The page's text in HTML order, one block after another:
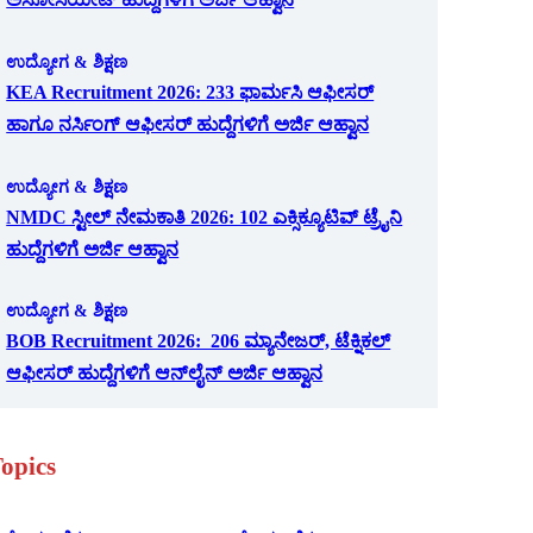
ಉದ್ಯೋಗ & ಶಿಕ್ಷಣ
KEA Recruitment 2026: 233 ಫಾರ್ಮಸಿ ಆಫೀಸರ್
ಹಾಗೂ ನರ್ಸಿಂಗ್ ಆಫೀಸರ್ ಹುದ್ದೆಗಳಿಗೆ ಅರ್ಜಿ ಆಹ್ವಾನ
ಉದ್ಯೋಗ & ಶಿಕ್ಷಣ
NMDC ಸ್ಟೀಲ್ ನೇಮಕಾತಿ 2026: 102 ಎಕ್ಸಿಕ್ಯೂಟಿವ್ ಟ್ರೈನಿ
ಹುದ್ದೆಗಳಿಗೆ ಅರ್ಜಿ ಆಹ್ವಾನ
ಉದ್ಯೋಗ & ಶಿಕ್ಷಣ
BOB Recruitment 2026: 206 ಮ್ಯಾನೇಜರ್, ಟೆಕ್ನಿಕಲ್
ಆಫೀಸರ್ ಹುದ್ದೆಗಳಿಗೆ ಆನ್‌ಲೈನ್ ಅರ್ಜಿ ಆಹ್ವಾನ